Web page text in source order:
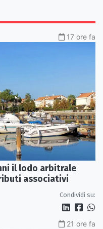
17 ore fa
il lodo arbitrale
associativi
Condividi su:
21 ore fa